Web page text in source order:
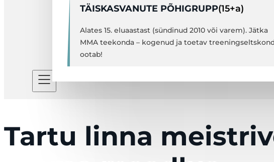
TÄISKASVANUTE PÕHIGRUPP(15+a)
Alates 15. eluaastast (sündinud 2010 või varem). Jätka
MMA teekonda – kogenud ja toetav
ootab!
Tartu linna